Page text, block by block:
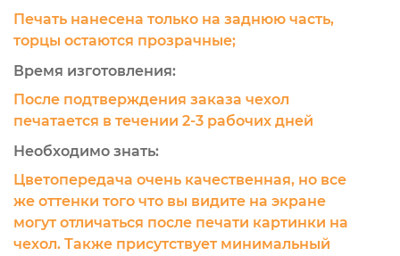
Печать нанесена только на заднюю часть,
торцы остаются прозрачные;
Время изготовления:
После подтверждения заказа чехол
печатается в течении 2-3 рабочих дней
Необходимо знать:
Цветопередача очень качественная, но все
же оттенки того что вы видите на экране
могут отличаться после печати картинки на
чехол. Также присутствует минимальный